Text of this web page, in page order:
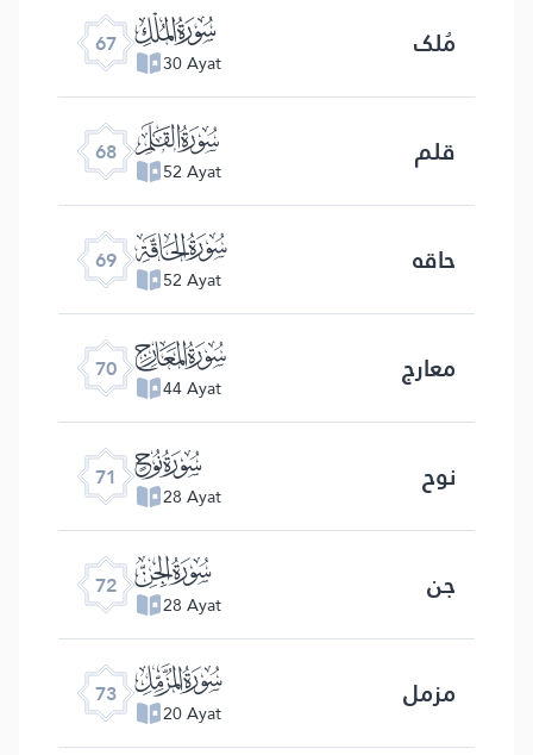
67 ﯰ
30 Ayat مُلک
68 ﯱ
52 Ayat قلم
69 ﯲ
52 Ayat حاقه
70 ﯳ
44 Ayat معارج
71 ﯴ
28 Ayat نوح
72 ﯵ
28 Ayat جن
73 ﯶ
20 Ayat مزمل